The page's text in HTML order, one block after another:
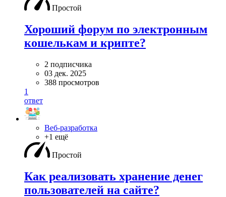
Простой
Хороший форум по электронным
кошелькам и крипте?
2 подписчика
03 дек. 2025
388 просмотров
1
ответ
Веб-разработка
+1 ещё
Простой
Как реализовать хранение денег
пользователей на сайте?